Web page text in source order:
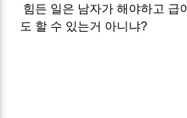
힘든 일은 남자가 해야하고 급
도 할 수 있는거 아니냐?